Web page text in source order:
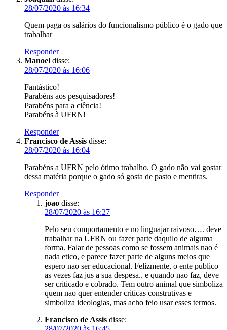
28/07/2020 às 16:34
Quem paga os salários do funcionalismo público é o gado que
trabalhar
Responder
Manoel disse:
28/07/2020 às 16:06
Fantástico!
Parabéns aos pesquisadores!
Parabéns para a ciência!
Parabéns à UFRN!
Responder
Francisco de Assis disse:
28/07/2020 às 16:04
Parabéns a UFRN pelo ótimo trabalho. O gado não vai gostar
dessa matéria porque o gado só gosta de pasto e mentiras.
Responder
joao disse:
28/07/2020 às 16:27
Pelo seu comportamento e no linguajar raivoso…. deve
trabalhar na UFRN ou fazer parte daquilo de alguma
forma. Falar de pessoas como se fossem animais nao é
nada etico, e parece fazer parte de alguns meios que
espero nao ser educacional. Felizmente, o ente publico
as vezes faz jus a sua despesa.. e quando nao faz, deve
ser criticado e cobrado. Tem outro animal que simboliza
quem nao quer entender criticas construtivas e
simboliza ideologias, mas acho feio usar esses termos.
Francisco de Assis disse: